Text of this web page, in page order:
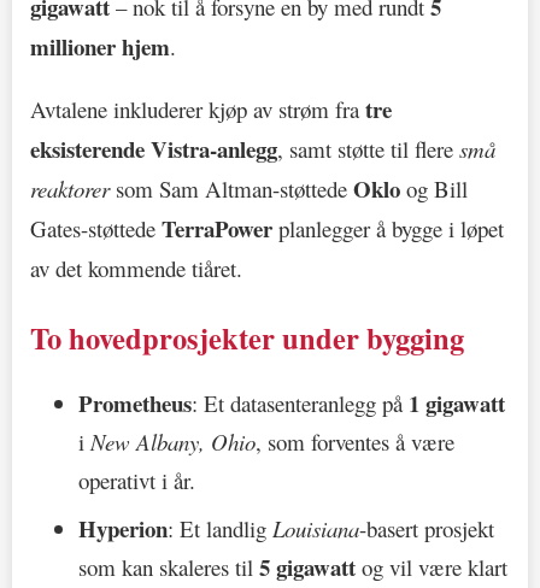
gigawatt – nok til å forsyne en by med rundt 5
millioner hjem.
Avtalene inkluderer kjøp av strøm fratre
eksisterende Vistra-anlegg, samt støtte til flere små
reaktorersom Sam Altman-støttede Oklo og Bill
Gates-støttede TerraPower planlegger å bygge i løpet
av det kommende tiåret.
To hovedprosjekter under bygging
Prometheus: Et datasenteranlegg på 1 gigawatt
i New Albany, Ohio, som forventes å være
operativt i år.
Hyperion: Et landlig Louisiana-basert prosjekt
som kan skaleres til 5 gigawatt og vil være klart